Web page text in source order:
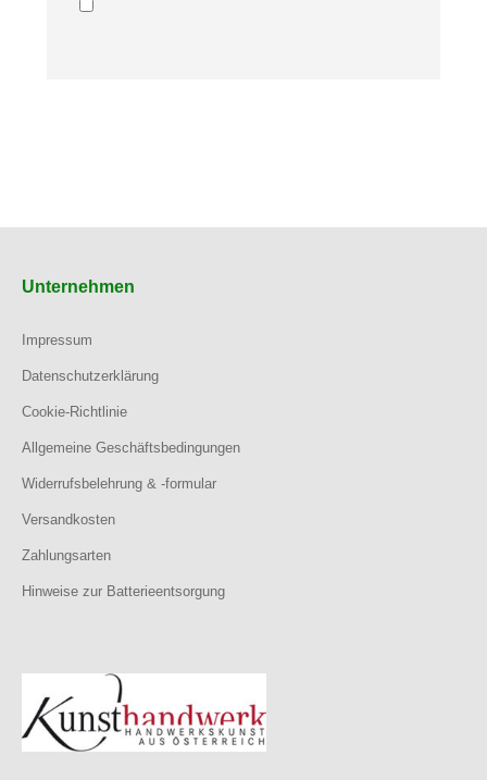
Unternehmen
Impressum
Datenschutzerklärung
Cookie-Richtlinie
Allgemeine Geschäftsbedingungen
Widerrufsbelehrung & -formular
Versandkosten
Zahlungsarten
Hinweise zur Batterieentsorgung